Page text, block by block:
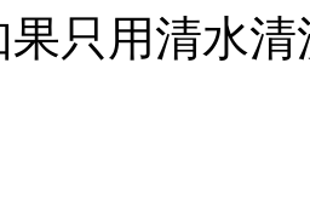
只用清水